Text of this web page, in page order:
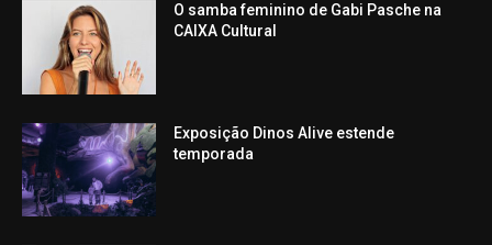
O samba feminino de Gabi Pasche na
CAIXA Cultural
Exposição Dinos Alive estende
temporada